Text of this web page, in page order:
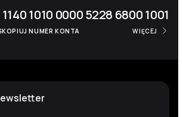
1140 1010 0000 5228 6800 1001
NUMER KONTA WIĘCEJ